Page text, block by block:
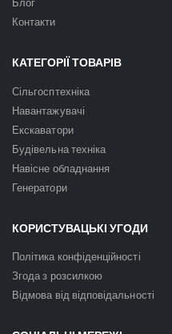
Блог
Контакти
КАТЕГОРІЇ ТОВАРІВ
Сільгосптехніка
Навантажувачі
Екскаватори
Будівельна техніка
Навісне обладнання
Генератори
КОРИСТУВАЦЬКІ УГОДИ
Політика конфіденційності
Згода з розсилкою
Відмова від відповідальності